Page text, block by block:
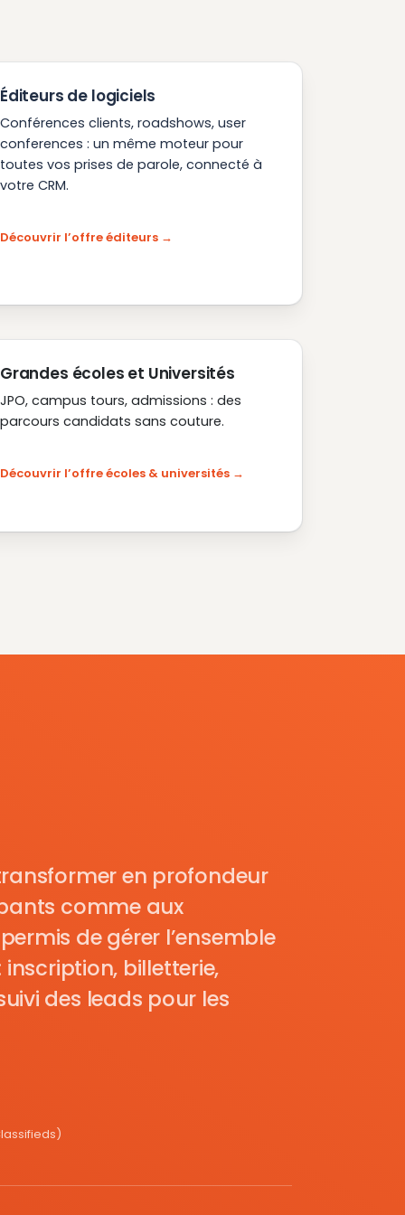
Éditeurs de logiciels
Conférences clients, roadshows, user
conferences : un même moteur pour
toutes vos prises de parole, connecté à
votre CRM.
Découvrir l’offre éditeurs
Grandes écoles et Universités
JPO, campus tours, admissions : des
parcours candidats sans couture.
Découvrir l’offre écoles & universités
en profondeur
comme aux
de gérer l’ensemble
billetterie,
des leads pour les